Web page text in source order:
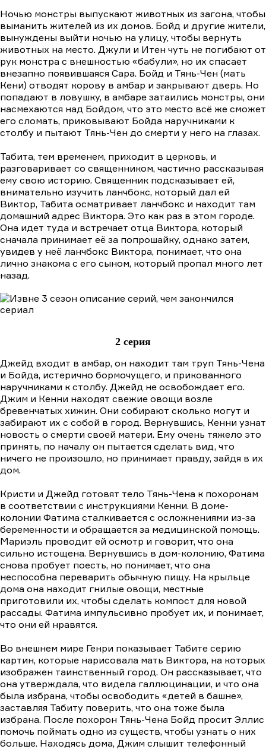
Ночью монстры выпускают животных из загона, чтобы
выманить жителей из их домов. Бойд и другие жители,
вынуждены выйти ночью на улицу, чтобы вернуть
животных на место. Джули и Итен чуть не погибают от
рук монстра с внешностью «бабули», но их спасает
внезапно появившаяся Сара. Бойд и Тянь-Чен (мать
Кени) отводят корову в амбар и закрывают дверь. Но
попадают в ловушку, в амбаре затаились монстры, они
насмехаются над Бойдом, что это место всё же сможет
его сломать, приковывают Бойда наручниками к
столбу и пытают Тянь-Чен до смерти у него на глазах.
Табита, тем временем, приходит в церковь, и
разговаривает со священником, частично рассказывая
ему свою историю. Священник подсказывает ей,
внимательно изучить ланчбокс, который дал ей
Виктор, Табита осматривает ланчбокс и находит там
домашний адрес Виктора. Это как раз в этом городе.
Она идет туда и встречает отца Виктора, который
сначала принимает её за попрошайку, однако затем,
увидев у неё ланчбокс Виктора, понимает, что она
лично знакома с его сыном, который пропал много лет
назад.
2 серия
Джейд входит в амбар, он находит там труп Тянь-Чена
и Бойда, истерично бормочущего, и прикованного
наручниками к столбу. Джейд не освобождает его.
Джим и Кенни находят свежие овощи возле
бревенчатых хижин. Они собирают сколько могут и
забирают их с собой в город. Вернувшись, Кенни узнат
новость о смерти своей матери. Ему очень тяжело это
принять, по началу он пытается сделать вид, что
ничего не произошло, но принимает правду, зайдя в их
дом.
Кристи и Джейд готовят тело Тянь-Чена к похоронам
в соответствии с инструкциями Кенни. В доме-
колонии Фатима сталкивается с осложнениями из-за
беременности и обращается за медицинской помощь.
Мариэль проводит ей осмотр и говорит, что она
сильно истощена. Вернувшись в дом-колонию, Фатима
снова пробует поесть, но понимает, что она
неспособна переварить обычную пищу. На крыльце
дома она находит гнилые овощи, местные
приготовили их, чтобы сделать компост для новой
рассады. Фатима импульсивно пробует их, и понимает,
что они ей нравятся.
Во внешнем мире Генри показывает Табите серию
картин, которые нарисовала мать Виктора, на которых
изображен таинственный город. Он рассказывает, что
она утверждала, что видела галлюцинации, и что она
была избрана, чтобы освободить «детей в башне»,
заставляя Табиту поверить, что она тоже была
избрана. После похорон Тянь-Чена Бойд просит Эллис
помочь поймать одно из существ, чтобы узнать о них
больше. Находясь дома, Джим слышит телефонный